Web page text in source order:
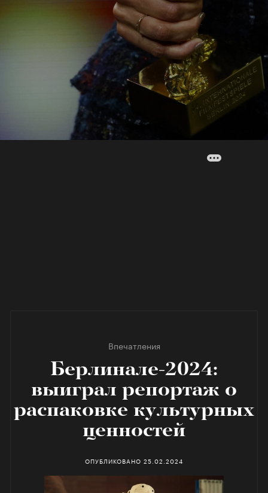
Впечатления
Берлинале-2024:
выиграл репортаж о
распаковке культурных
ценностей
ОПУБЛИКОВАНО 25.02.2024